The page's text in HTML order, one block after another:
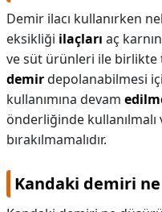
Demir ilacı kullanırken
eksikliği ilaçları aç
ve süt ürünleri ile
demirdepolanabilmesi
kullanımına devam
önderliğinde kullanılmalı
bırakılmamalıdır.
Kandaki demiri